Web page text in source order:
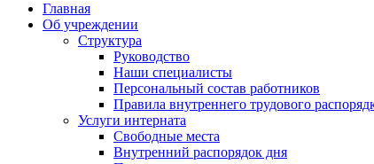
Главная
Об учреждении
Структура
Руководство
Наши специалисты
Персональный состав работников
Правила внутреннего трудового
Услуги интерната
Свободные места
Внутренний распорядок дня